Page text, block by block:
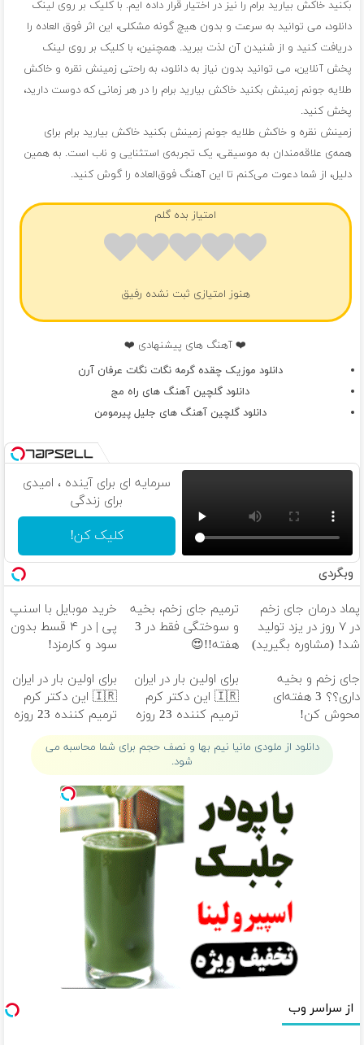
بکنید خاکش بیارید برام را نیز در اختیار قرار داده ایم. با کلیک بر روی لینک
دانلود، می توانید به سرعت و بدون هیچ گونه مشکلی، این اثر فوق العاده را
دریافت کنید و از شنیدن آن لذت ببرید. همچنین، با کلیک بر روی لینک
پخش آنلاین، می توانید بدون نیاز به دانلود، به راحتی زمینش نقره و خاکش
طلایه جونم زمینش بکنید خاکش بیارید برام را در هر زمانی که دوست دارید،
پخش کنید.
زمینش نقره و خاکش طلایه جونم زمینش بکنید خاکش بیارید برام برای
همه‌ی علاقه‌مندان به موسیقی، یک تجربه‌ی استثنایی و ناب است. به همین
دلیل، از شما دعوت می‌کنم تا این آهنگ فوق‌العاده را گوش کنید.
امتیاز بده گلم
هنوز امتیازی ثبت نشده رفیق
❤️ آهنگ های پیشنهادی ❤️
دانلود موزیک چقده گرمه نگات نگات عرفان آرن
دانلود گلچین آهنگ های راه مج
دانلود گلچین آهنگ های جلیل پیرمومن
سرمایه ای برای آینده ، امیدی
برای زندگی
کلیک کن!
وبگردی
پماد درمان جای زخم
در ۷ روز در یزد تولید
شد! (مشاوره بگیرید)
ترمیم جای زخم، بخیه
و سوختگی فقط در 3
هفته!!😍
خرید موبایل با اسنپ
پی | در ۴ قسط بدون
سود و کارمزد!
جای زخم و بخیه
داری؟؟ 3 هفته‌ای
محوش کن!
برای اولین بار در ایران
🇮🇷 این دکتر کرم
ترمیم کننده 23 روزه
ساخت!
برای اولین بار در ایران
🇮🇷 این دکتر کرم
ترمیم کننده 23 روزه
ساخت!
دانلود از ملودی مانیا نیم بها و نصف حجم برای شما محاسبه می
شود.
از سراسر وب